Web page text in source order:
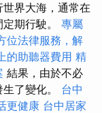
界大海，通常在
期行駛。 專屬
位法律服務，解
的助聽器費用 精
結果，由於不必
了變化。 台中
更健康 台中居家